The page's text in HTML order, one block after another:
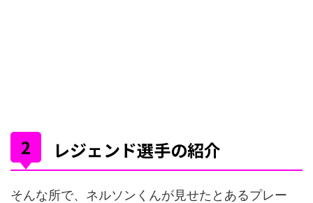
レジェンド選手の紹介
そんな所で、ネルソンくんが見せたとあるプレー